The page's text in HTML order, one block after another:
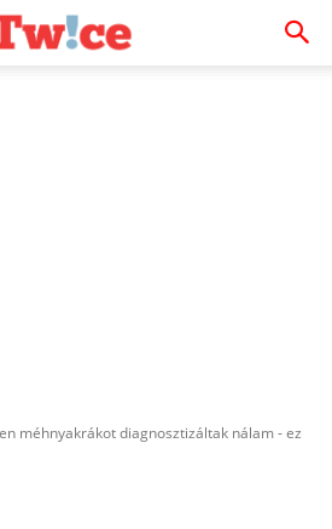
méhnyakrákot diagnosztizáltak nálam - ez